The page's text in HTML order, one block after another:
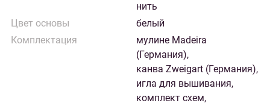
нить
Цвет основы
белый
Комплектация
мулине Madeira
(Германия),
канва Zweigart (Германия),
игла для вышивания,
комплект схем,